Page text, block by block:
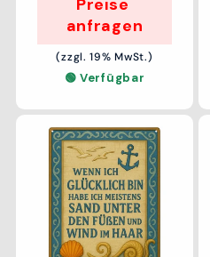
Preise
anfragen
(zzgl. 19% MwSt.)
🟢 Verfügbar